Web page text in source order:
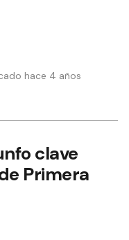
hace 4 años
clave
Primera